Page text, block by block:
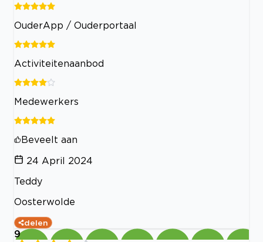
OuderApp / Ouderportaal
Activiteitenaanbod
Medewerkers
Beveelt aan
24 April 2024
Teddy
Oosterwolde
delen
9